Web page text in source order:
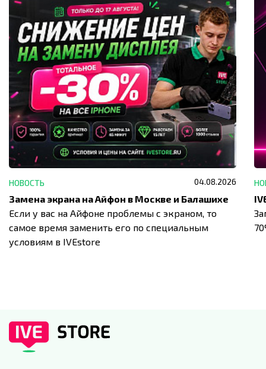
НОВОСТЬ 04.08.2026
Замена экрана на Айфон в Москве и Балашихе
Если у вас на Айфоне проблемы с экраном, то
самое время заменить его по специальным
условиям в IVEstore